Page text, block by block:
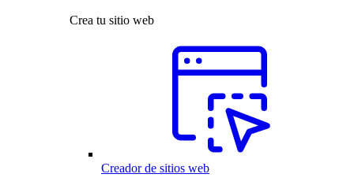
Crea tu sitio web
Creador de sitios web